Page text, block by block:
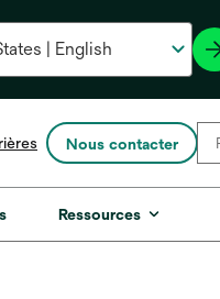
Nous contacter
Ressources